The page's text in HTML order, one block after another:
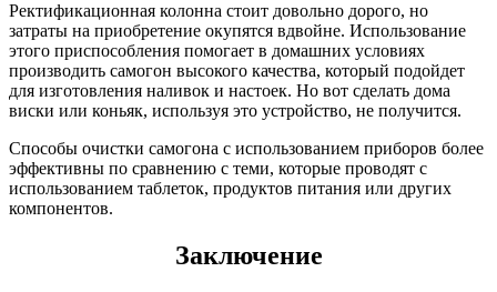
Ректификационная колонна стоит довольно дорого, но
затраты на приобретение окупятся вдвойне. Использование
этого приспособления помогает в домашних условиях
производить самогон высокого качества, который подойдет
для изготовления наливок и настоек. Но вот сделать дома
виски или коньяк, используя это устройство, не получится.
Способы очистки самогона с использованием приборов более
эффективны по сравнению с теми, которые проводят с
использованием таблеток, продуктов питания или других
компонентов.
Заключение